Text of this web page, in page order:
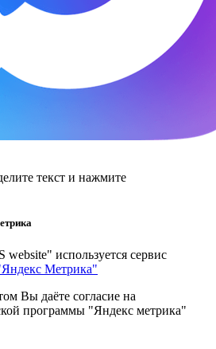
текст и нажмите
используется сервис
Метрика"
Вы даёте согласие на
программы "Яндекс метрика"